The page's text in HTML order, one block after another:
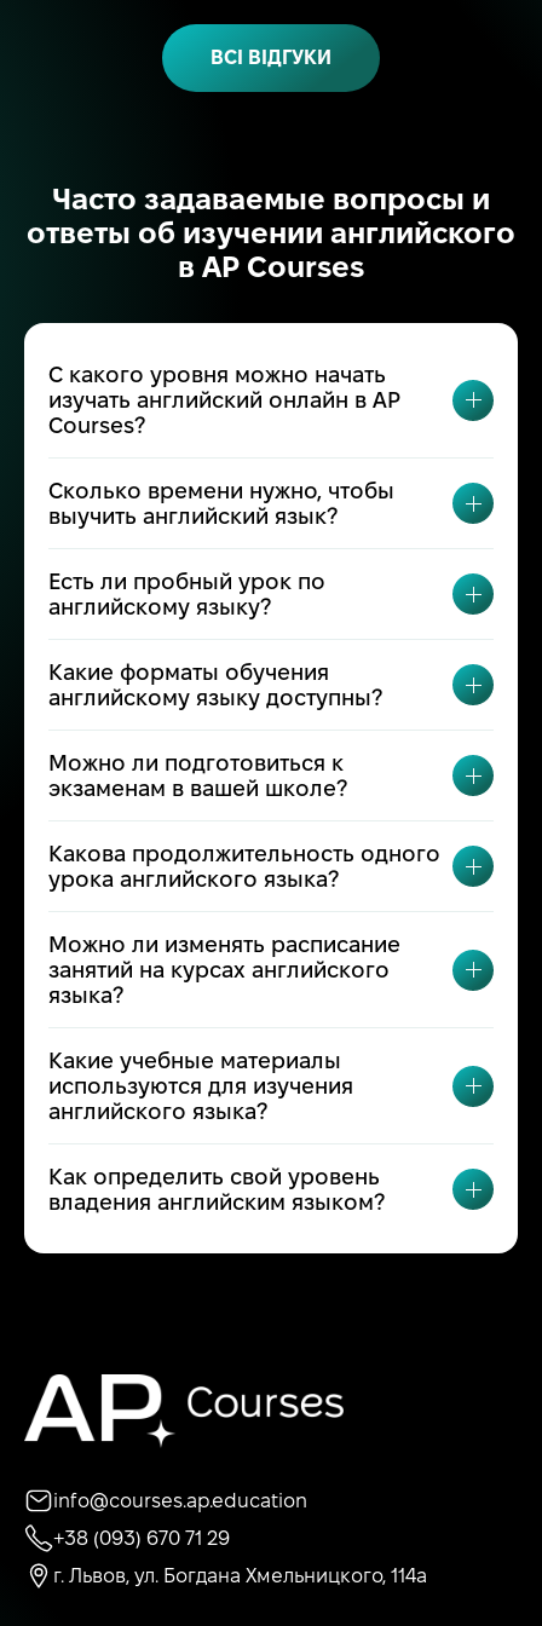
ВСІ ВІДГУКИ
Часто задаваемые вопросы и
ответы об изучении английского
в AP Courses
С какого уровня можно начать
изучать английский онлайн в AP
Courses?
Сколько времени нужно, чтобы
выучить английский язык?
Есть ли пробный урок по
английскому языку?
Какие форматы обучения
английскому языку доступны?
Можно ли подготовиться к
экзаменам в вашей школе?
Какова продолжительность одного
урока английского языка?
Можно ли изменять расписание
занятий на курсах английского
языка?
Какие учебные материалы
используются для изучения
английского языка?
Как определить свой уровень
владения английским языком?
info@courses.ap.education
+38 (093) 670 71 29
г. Львов, ул. Богдана Хмельницкого, 114а